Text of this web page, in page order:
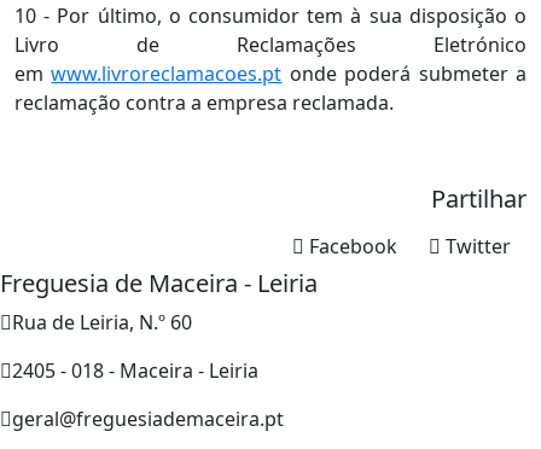
10 - Por último, o consumidor tem à sua disposição o
Livro de Reclamações Eletrónico
emwww.livroreclamacoes.pt onde poderá submeter a
reclamação contra a empresa reclamada.
Partilhar
Twitter
Facebook
Freguesia de Maceira - Leiria
Rua de Leiria, N.º 60
2405 - 018 - Maceira - Leiria
geral@freguesiademaceira.pt